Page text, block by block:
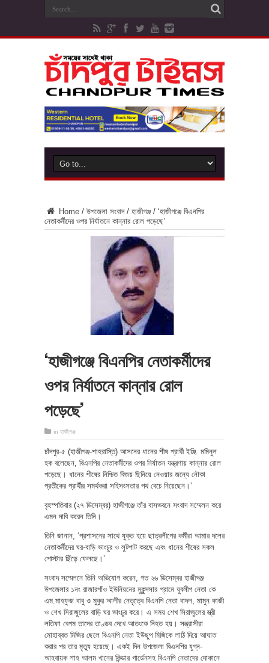
Home / উপজেলা সংবাদ / হাজীগঞ্জ / ‘হাজীগঞ্জে বিএনপির
নেতাকর্মীদের ওপর নির্যাতনে কান্নার রোল পড়েছে’
‘হাজীগঞ্জে বিএনপির নেতাকর্মীদের
ওপর নির্যাতনে কান্নার রোল
পড়েছে’
in হাজীগঞ্জ
চাঁদপুর-৫ (হাজীগঞ্জ-শাহরাস্তি) আসনের ধানের শীষ প্রার্থী ইঞ্জি. মমিনুল
হক বলেছেন, বিএনপির নেতাকর্মীদের ওপর নির্যাতন যন্ত্রণায় কান্নার রোল
পড়েছে। ধানের শীষের নিশ্চিত বিজয় ছিনিয়ে নেওয়ার জন্যে নৌকা
প্রতীকের প্রার্থীর সমর্থকরা সহিসংসতার পথ বেচে নিয়েছেন।’
বৃহস্পতিবার (২৭ ডিসেম্বর) হাজীগঞ্জে তাঁর বাসভবনে সংবাদ সম্মেলন করে
এমন দাবি করেন তিনি।
তিনি জানান, ‘প্রশাসনের সাথে যুক্ত হয়ে ছাত্রলীগের কর্মীরা আমার দলের
নেতাকর্মীদের ঘর-বাড়ি ভাংচুর ও লুটপাট করছে এবং ধানের শীষের সকল
পোস্টার ছিঁড়ে ফেলছে।’
সংবাদ সম্মেলনে তিনি অভিযোগ করেন, গত ২৬ ডিসেম্বর হাজীগঞ্জ
উপজেলার ১নং রাজারগাঁও ইউনিয়নের মুকুন্দসার গ্রামে যুবলীগ নেতা কে
এম.মাহফুজ বাবু ও মুকুর আলীর নেতৃত্বে বিএনপি নেতা বাদল, মামুন কাজী
ও শেখ সিরাজুলের বাড়ি ঘর ভাংচুর করে। এ সময় শেখ সিরাজুলের স্ত্রী
লতিফা বেগম তাদের তাণ্ডব দেখে আতংকে নিহত হয়। সন্ত্রাসীরা
মোহাব্বত মিজির ছেলে বিএনপি নেতা ইউছুপ মিজিকে লাঠি দিয়ে আঘাত
করার পর তার মৃত্যু হয়েছে। একই দিন উপজেলা বিএনপির যুগ্ন-
আহবায়ক শাহ আলম খানের কিন্ডার গার্ডেনসহ বিএনপি নেতাদের দোকানে